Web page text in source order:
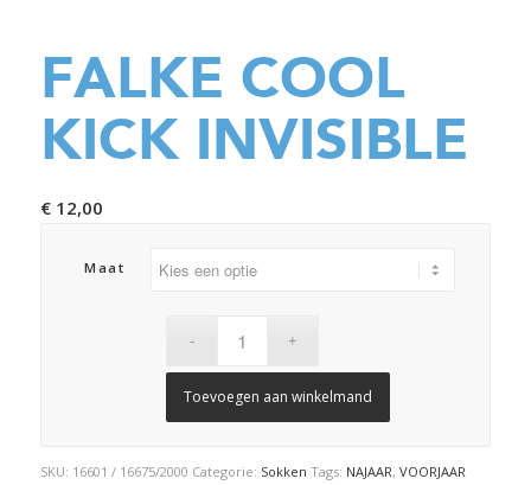
FALKE COOL
KICK INVISIBLE
€12,00
Maat
Toevoegen aan winkelmand
SKU: 16601 / 16675/2000 Categorie: Sokken Tags: NAJAAR, VOORJAAR